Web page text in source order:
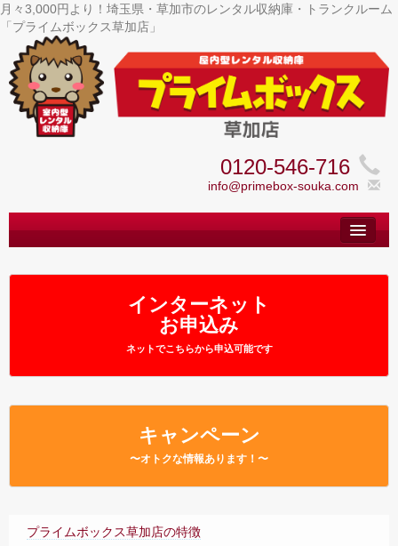
月々3,000円より！埼玉県・草加市のレンタル収納庫・トランクルーム
「プライムボックス草加店」
0120-546-716
info@primebox-souka.com
トップ
– Top –
– User guide –
サイズ料金
店舗内案内
– Agreement –
インターネット
お申込み
ネットでこちらから申込可能です
キャンペーン
〜オトクな情報あります！〜
プライムボックス草加店の特徴